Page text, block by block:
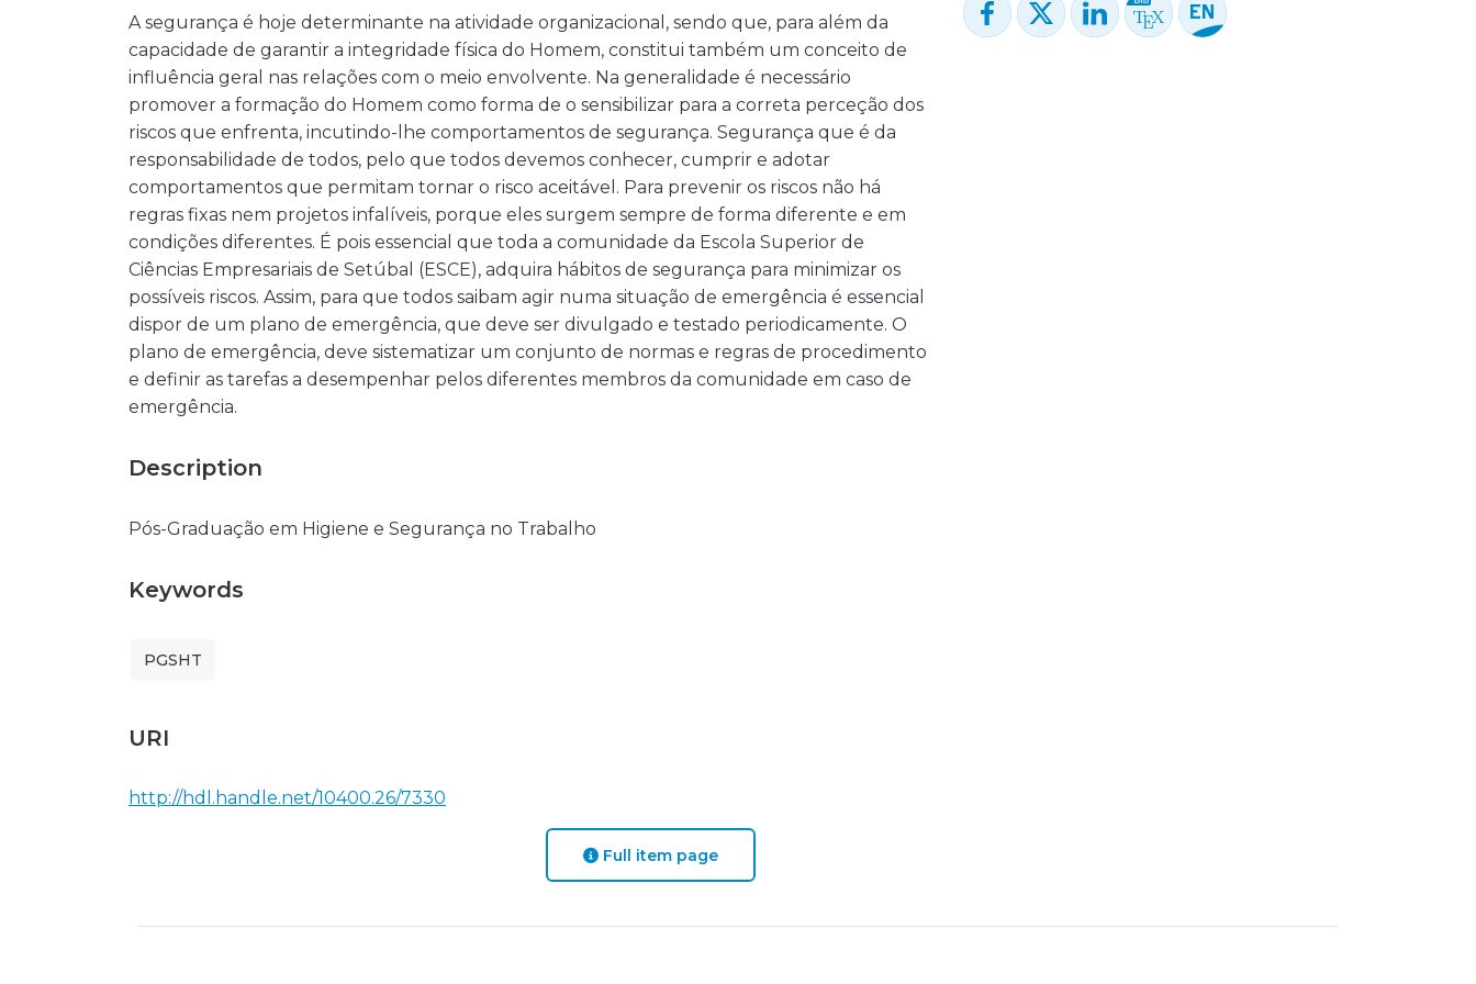
A segurança é hoje determinante na atividade organizacional, sendo que, para além da
capacidade de garantir a integridade física do Homem, constitui também um conceito de
influência geral nas relações com o meio envolvente. Na generalidade é necessário
promover a formação do Homem como forma de o sensibilizar para a correta perceção dos
riscos que enfrenta, incutindo-lhe comportamentos de segurança. Segurança que é da
responsabilidade de todos, pelo que todos devemos conhecer, cumprir e adotar
comportamentos que permitam tornar o risco aceitável. Para prevenir os riscos não há
regras fixas nem projetos infalíveis, porque eles surgem sempre de forma diferente e em
condições diferentes. É pois essencial que toda a comunidade da Escola Superior de
Ciências Empresariais de Setúbal (ESCE), adquira hábitos de segurança para minimizar os
possíveis riscos. Assim, para que todos saibam agir numa situação de emergência é essencial
dispor de um plano de emergência, que deve ser divulgado e testado periodicamente. O
plano de emergência, deve sistematizar um conjunto de normas e regras de procedimento
e definir as tarefas a desempenhar pelos diferentes membros da comunidade em caso de
emergência.
Description
Pós-Graduação em Higiene e Segurança no Trabalho
Keywords
PGSHT
URI
http://hdl.handle.net/10400.26/7330
Full item page